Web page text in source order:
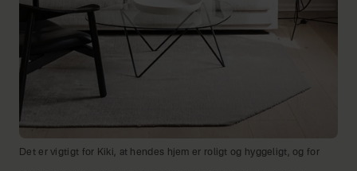
Det er vigtigt for Kiki, at hendes hjem er roligt og hyggeligt, og for